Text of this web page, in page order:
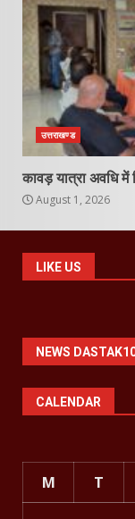
उत्तराखण्ड
कावड़ यात्रा अवधि में
August 1, 2026
LIKE US
NEWS
CALENDAR
M T